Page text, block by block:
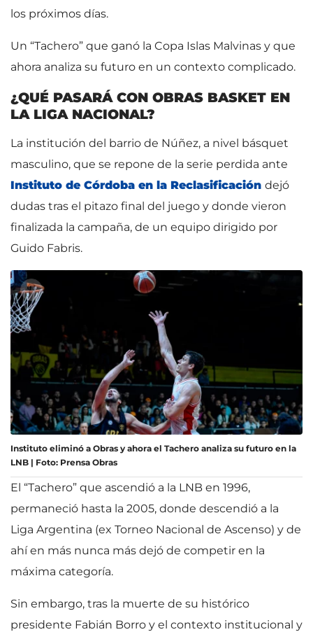
los próximos días.
Un “Tachero” que ganó la Copa Islas Malvinas y que
ahora analiza su futuro en un contexto complicado.
¿QUÉ PASARÁ CON OBRAS BASKET EN
LA LIGA NACIONAL?
La institución del barrio de Núñez, a nivel básquet
masculino, que se repone de la serie perdida ante
Instituto de Córdoba en la Reclasificación dejó
dudas tras el pitazo final del juego y donde vieron
finalizada la campaña, de un equipo dirigido por
Guido Fabris.
Instituto eliminó a Obras y ahora el Tachero analiza su futuro en la
LNB | Foto: Prensa Obras
El “Tachero” que ascendió a la LNB en 1996,
permaneció hasta la 2005, donde descendió a la
Liga Argentina (ex Torneo Nacional de Ascenso) y de
ahí en más nunca más dejó de competir en la
máxima categoría.
Sin embargo, tras la muerte de su histórico
presidente Fabián Borro y el contexto institucional y